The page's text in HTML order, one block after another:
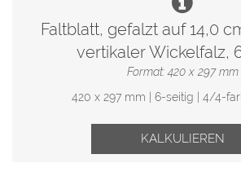
Faltblatt, gefalzt auf 14,0
vertikaler Wickelfalz,
Format: 420 x 297 mm
420 x 297 mm | 6-seitig | 4/4-
KALKULIEREN